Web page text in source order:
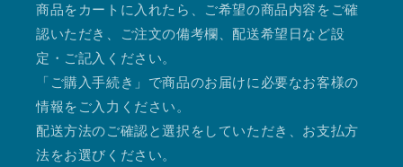
商品をカートに入れたら、ご希望の商品内容をご確
認いただき、ご注文の備考欄、配送希望日など設
定・ご記入ください。
「ご購入手続き」で商品のお届けに必要なお客様の
情報をご入力ください。
配送方法のご確認と選択をしていただき、お支払方
法をお選びください。